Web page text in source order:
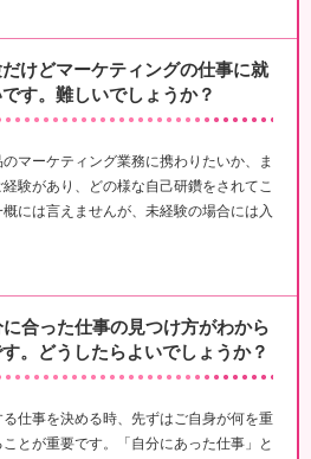
けどマーケティングの仕事に就
す。難しいでしょうか？
マーケティング業務に携わりたいか、ま
験があり、どの様な自己研鑽をされてこ
には言えませんが、未経験の場合には入
合った仕事の見つけ方がわから
。どうしたらよいでしょうか？
仕事を決める時、先ずはご自身が何を重
とが重要です。「自分にあった仕事」と